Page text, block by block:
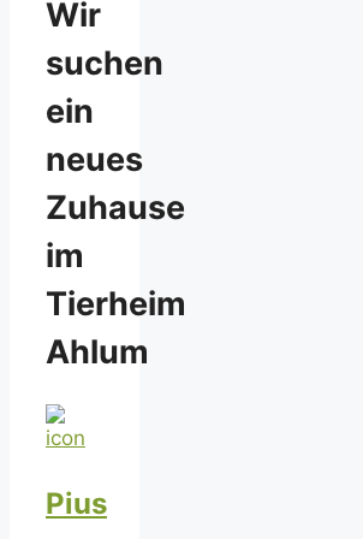
Wir
suchen
ein
neues
Zuhause
im
Tierheim
Ahlum
Pius